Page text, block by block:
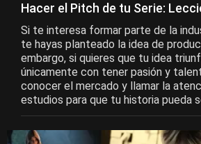
Hacer el Pitch de tu Serie:
Si te interesa formar parte de la
te hayas planteado la idea de
embargo, si quieres que tu idea
únicamente con tener pasión y
conocer el mercado y llamar la
estudios para que tu historia pueda